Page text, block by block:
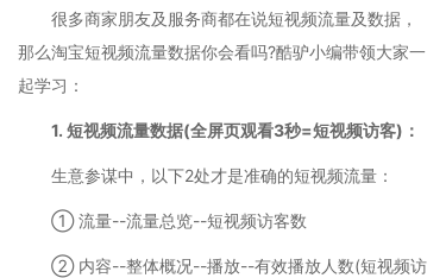
很多商家朋友及服务商都在说短视频流量及数据，
那么淘宝短视频流量数据你会看吗?酷驴小编带领大家一
起学习：
1. 短视频流量数据(全屏页观看3秒=短视频访客)：
生意参谋中，以下2处才是准确的短视频流量：
① 流量--流量总览--短视频访客数
② 内容--整体概况--播放--有效播放人数(短视频访